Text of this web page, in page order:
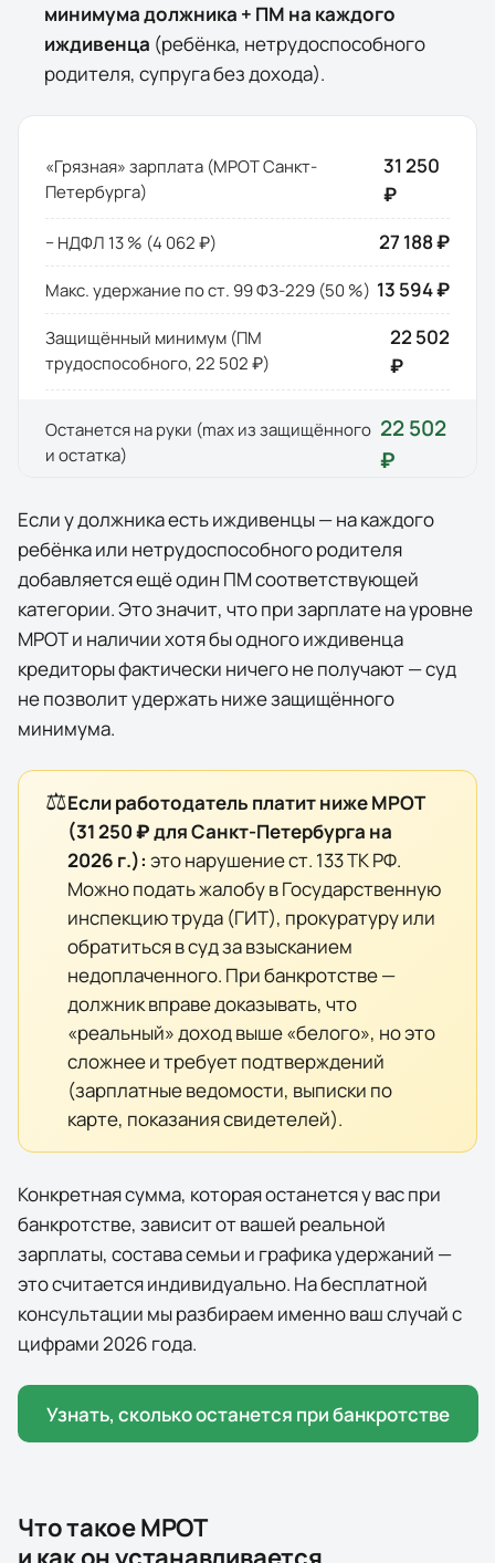
минимума должника + ПМ на каждого
иждивенца (ребёнка, нетрудоспособного
родителя, супруга без дохода).
«Грязная» зарплата (МРОТСанкт-
Петербурга)
31 250
₽
− НДФЛ 13 % (4 062 ₽) 27 188 ₽
Макс. удержание по ст. 99 ФЗ-229 (50 %) 13 594 ₽
Защищённый минимум (ПМ
трудоспособного,22 502 ₽)
22 502
₽
Останется на руки (max из защищённого
и остатка)
22 502
₽
Если у должника есть иждивенцы — на каждого
ребёнка или нетрудоспособного родителя
добавляется ещё один ПМ соответствующей
категории. Это значит, что при зарплате на уровне
МРОТ и наличии хотя бы одного иждивенца
кредиторы фактически ничегоне получают — суд
не позволит удержать ниже защищённого
минимума.
⚖️Если работодатель платит ниже МРОТ
(31 250 ₽дляСанкт-Петербурга на
2026 г.): это нарушение ст. 133 ТК РФ.
Можно подать жалобу в Государственную
инспекцию труда (ГИТ), прокуратуру или
обратиться в суд за взысканием
недоплаченного. При банкротстве —
должник вправе доказывать, что
«реальный» доход выше «белого», но это
сложнее и требует подтверждений
(зарплатные ведомости, выписки по
карте, показания свидетелей).
Конкретная сумма, которая останется у вас при
банкротстве, зависит от вашей реальной
зарплаты, состава семьи и графика удержаний —
это считается индивидуально. На бесплатной
консультации мы разбираем именно ваш случай с
цифрами2026 года.
Узнать, сколько останется при банкротстве
Что такое МРОТ